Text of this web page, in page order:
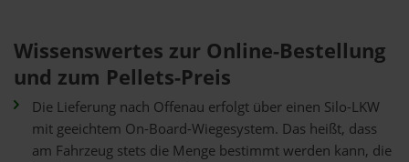
Wissenswertes zur Online-Bestellung
und zum Pellets-Preis
Die Lieferung nach Offenau erfolgt über einen Silo-LKW
mit geeichtem On-Board-Wiegesystem. Das heißt, dass
am Fahrzeug stets die Menge bestimmt werden kann, die